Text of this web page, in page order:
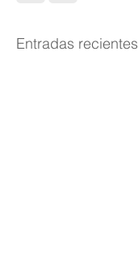
Entradas recientes